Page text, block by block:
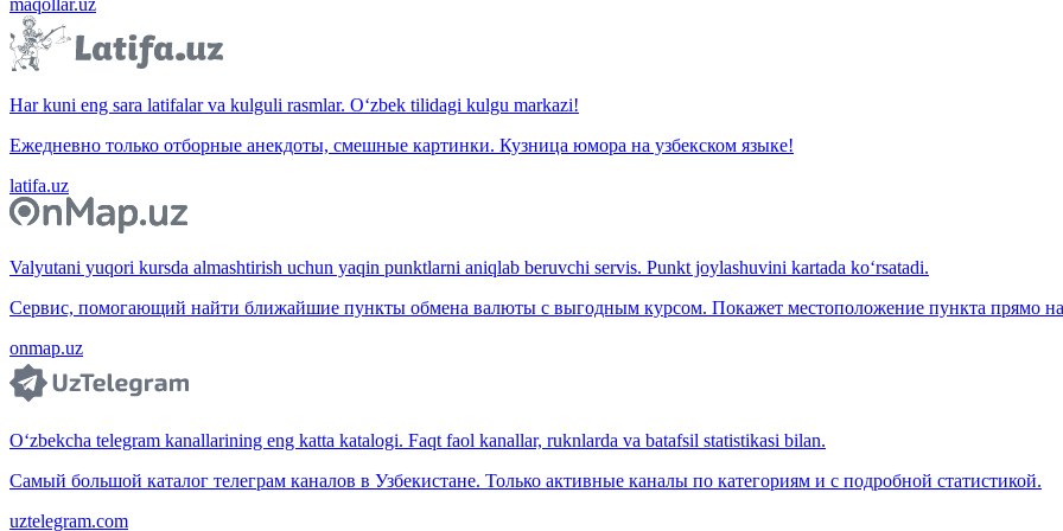
maqollar.uz
Har kuni eng sara latifalar va kulguli rasmlar. O‘zbek tilidagi kulgu markazi!
Ежедневно только отборные анекдоты, смешные картинки. Кузница юмора на узбекском языке!
latifa.uz
Valyutani yuqori kursda almashtirish uchun yaqin punktlarni aniqlab beruvchi servis. Punkt joylashuvini kartada ko‘rsatadi.
Сервис, помогающий найти ближайшие пункты обмена валюты с выгодным курсом. Покажет местоположение пункта прямо на
onmap.uz
O‘zbekcha telegram kanallarining eng katta katalogi. Faqt faol kanallar, ruknlarda va batafsil statistikasi bilan.
Самый большой каталог телеграм каналов в Узбекистане. Только активные каналы по категориям и с подробной статистикой.
uztelegram.com